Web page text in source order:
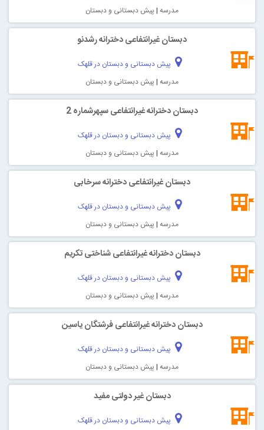
مدرسه | پیش دبستانی و دبستان
دبستان غیرانتفاعی دخترانه رشدنو
پیش دبستانی و دبستان در قلهک
مدرسه | پیش دبستانی و دبستان
دبستان دخترانه غیرانتفاعی سپهرشماره 2
پیش دبستانی و دبستان در قلهک
مدرسه | پیش دبستانی و دبستان
دبستان غیرانتفاعی دخترانه سرخابی
پیش دبستانی و دبستان در قلهک
مدرسه | پیش دبستانی و دبستان
دبستان دخترانه غیرانتفاعی شناختی تکريم
پیش دبستانی و دبستان در قلهک
مدرسه | پیش دبستانی و دبستان
دبستان دخترانه غیرانتفاعی فرشتگان ياسين
پیش دبستانی و دبستان در قلهک
مدرسه | پیش دبستانی و دبستان
دبستان غیر دولتی مفید
پیش دبستانی و دبستان در قلهک